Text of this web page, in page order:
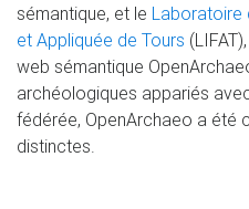
sémantique, et le Laboratoire
et Appliquée de Tours
web sémantique
archéologiques appariés
fédérée, OpenArchaeo a été
distinctes.